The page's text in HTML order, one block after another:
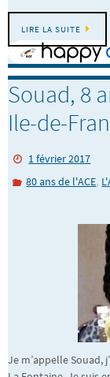
LIRE LA SUITE
Souad, 8
Ile-de-
1 février 2017
80 ans de l'ACE,
Je m’appelle Souad,